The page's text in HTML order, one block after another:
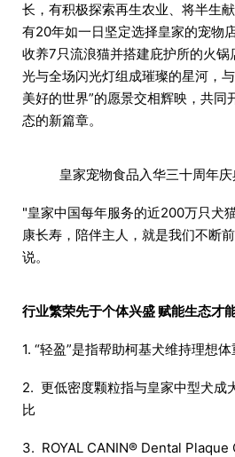
长，有积极探索再生农业、将半生
有20年如一日坚定选择皇家的宠物
收养7只流浪猫并搭建庇护所的火锅
光与全场闪光灯组成璀璨的星河，
美好的世界”的愿景交相辉映，共同
态的新篇章。
皇家宠物食品入华三十周年
"皇家中国每年服务的近200万只犬
康长寿，陪伴主人，就是我们不断
说。
行业繁荣先于个体兴盛 赋能生态才
1. “轻盈”是指帮助柯基犬维持理想
2. 更低密度颗粒指与皇家中型犬成
比
3. ROYAL CANIN® Dental